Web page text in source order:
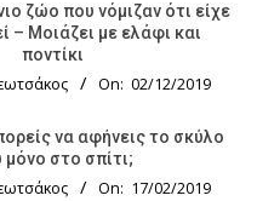
ζώο που νόμιζαν ότι είχε
– Μοιάζει με ελάφι και
ποντίκι
On: 02/12/2019
να αφήνεις το σκύλο
μόνο στο σπίτι;
On: 17/02/2019